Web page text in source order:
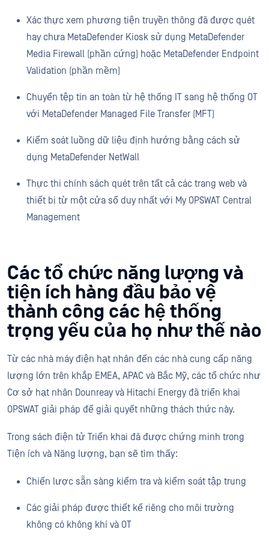
Xác thực xem phương tiện truyền thông đã được quét
hay chưa MetaDefender Kiosk sử dụng MetaDefender
Media Firewall (phần cứng) hoặc MetaDefender Endpoint
Validation (phần mềm)
Chuyển tệp tin an toàn từ hệ thống IT sang hệ thống OT
với MetaDefender Managed File Transfer (MFT)
Kiểm soát luồng dữ liệu định hướng bằng cách sử
dụng MetaDefender NetWall
Thực thi chính sách quét trên tất cả các trang web và
thiết bị từ một cửa sổ duy nhất với My OPSWAT Central
Management
Các tổ chức năng lượng và
tiện ích hàng đầu bảo vệ
thành công các hệ thống
trọng yếu của họ như thế nào
Từ các nhà máy điện hạt nhân đến các nhà cung cấp năng
lượng lớn trên khắp EMEA, APAC và Bắc Mỹ, các tổ chức như
Cơ sở hạt nhân Dounreay và Hitachi Energy đã triển khai
OPSWAT giải pháp để giải quyết những thách thức này.
Trong sách điện tử Triển khai đã được chứng minh trong
Tiện ích và Năng lượng, bạn sẽ tìm thấy:
Chiến lược sẵn sàng kiểm tra và kiểm soát tập trung
Các giải pháp được thiết kế riêng cho môi trường
không có không khí và OT